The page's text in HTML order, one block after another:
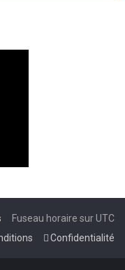
Fuseau horaire surUTC
Confidentialité